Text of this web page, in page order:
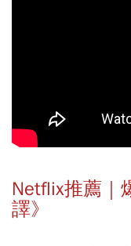
Netflix推薦｜
譯》